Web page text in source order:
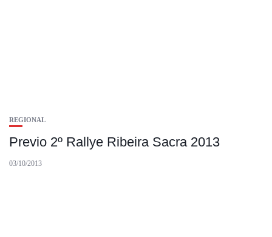
REGIONAL
Previo 2º Rallye Ribeira Sacra 2013
03/10/2013